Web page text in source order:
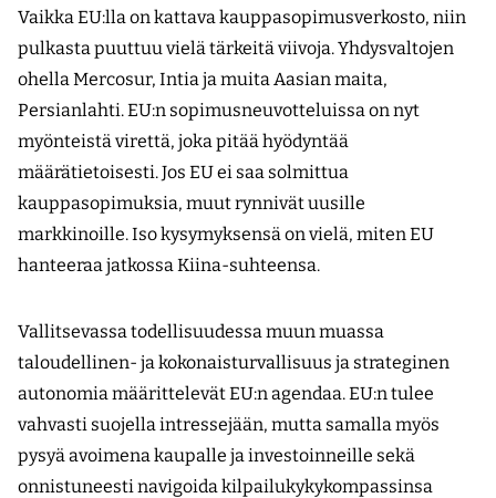
Vaikka EU:lla on kattava kauppasopimusverkosto, niin
pulkasta puuttuu vielä tärkeitä viivoja. Yhdysvaltojen
ohella Mercosur, Intia ja muita Aasian maita,
Persianlahti. EU:n sopimusneuvotteluissa on nyt
myönteistä virettä, joka pitää hyödyntää
määrätietoisesti. Jos EU ei saa solmittua
kauppasopimuksia, muut rynnivät uusille
markkinoille. Iso kysymyksensä on vielä, miten EU
hanteeraa jatkossa Kiina-suhteensa.
Vallitsevassa todellisuudessa muun muassa
taloudellinen- ja kokonaisturvallisuus ja strateginen
autonomia määrittelevät EU:n agendaa. EU:n tulee
vahvasti suojella intressejään, mutta samalla myös
pysyä avoimena kaupalle ja investoinneille sekä
onnistuneesti navigoida kilpailukykykompassinsa